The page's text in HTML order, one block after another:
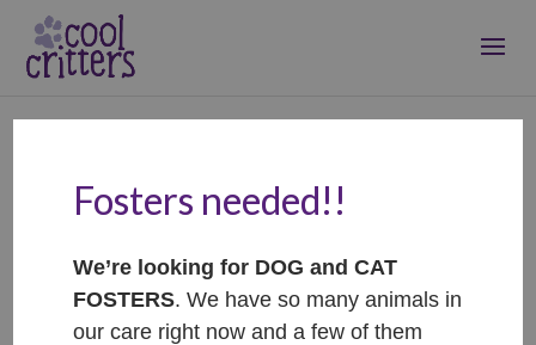
Goldie – ADOPTOVANÁ
/ ADOPTED
Mar 2, 2026|Adopted
Fosters needed!!
We’re looking for DOG and CAT
FOSTERS. We have so many animals in
our care right now and a few of them